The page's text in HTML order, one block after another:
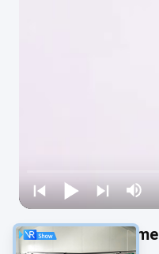
Poros Tetap